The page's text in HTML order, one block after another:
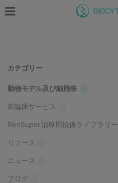
カテゴリー
動物モデル及び細胞株
前臨床サービス
RenSuper 治療用抗体ライブラリー
リソース
ニュース
ブログ